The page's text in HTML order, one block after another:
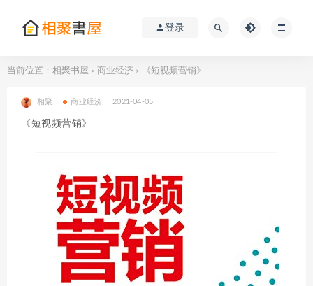
登录
当前位置： 相聚书屋 > 商业经济 > 《短视频营销》
相聚 商业经济 2021-04-05
《短视频营销》